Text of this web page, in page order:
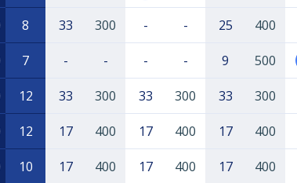
8 33 300 - - 25 400
7 - - - - 9 500
12 33 300 33 300 33 300
12 17 400 17 400 17 400
10 17 400 17 400 17 400